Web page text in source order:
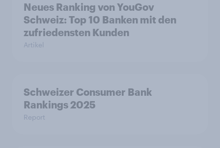
Neues Ranking von YouGov
Schweiz: Top 10 Banken mit den
zufriedensten Kunden
Artikel
Schweizer Consumer Bank
Rankings 2025
Report